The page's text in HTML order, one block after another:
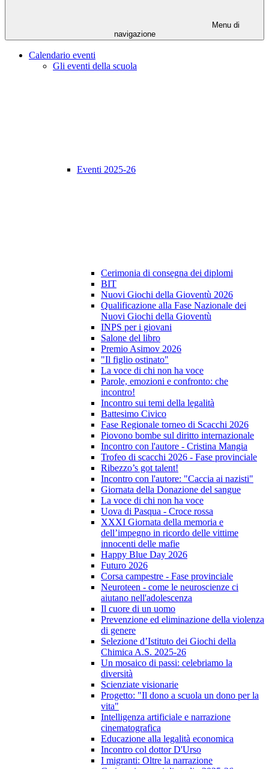
Menu di
navigazione
Calendario eventi
Gli eventi della scuola
Eventi 2025-26
Cerimonia di consegna dei diplomi
BIT
Nuovi Giochi della Gioventù 2026
Qualificazione alla Fase Nazionale dei
Nuovi Giochi della Gioventù
INPS per i giovani
Salone del libro
Premio Asimov 2026
"Il figlio ostinato"
La voce di chi non ha voce
Parole, emozioni e confronto: che
incontro!
Incontro sui temi della legalità
Battesimo Civico
Fase Regionale torneo di Scacchi 2026
Piovono bombe sul diritto internazionale
Incontro con l'autore - Cristina Mangia
Trofeo di scacchi 2026 - Fase provinciale
Ribezzo’s got talent!
Incontro con l'autore: "Caccia ai nazisti"
Giornata della Donazione del sangue
La voce di chi non ha voce
Uova di Pasqua - Croce rossa
XXXI Giornata della memoria e
dell’impegno in ricordo delle vittime
innocenti delle mafie
Happy Blue Day 2026
Futuro 2026
Corsa campestre - Fase provinciale
Neuroteen - come le neuroscienze ci
aiutano nell'adolescenza
Il cuore di un uomo
Prevenzione ed eliminazione della violenza
di genere
Selezione d’Istituto dei Giochi della
Chimica A.S. 2025-26
Un mosaico di passi: celebriamo la
diversità
Scienziate visionarie
Progetto: "Il dono a scuola un dono per la
vita"
Intelligenza artificiale e narrazione
cinematografica
Educazione alla legalità economica
Incontro col dottor D'Urso
I migranti: Oltre la narrazione